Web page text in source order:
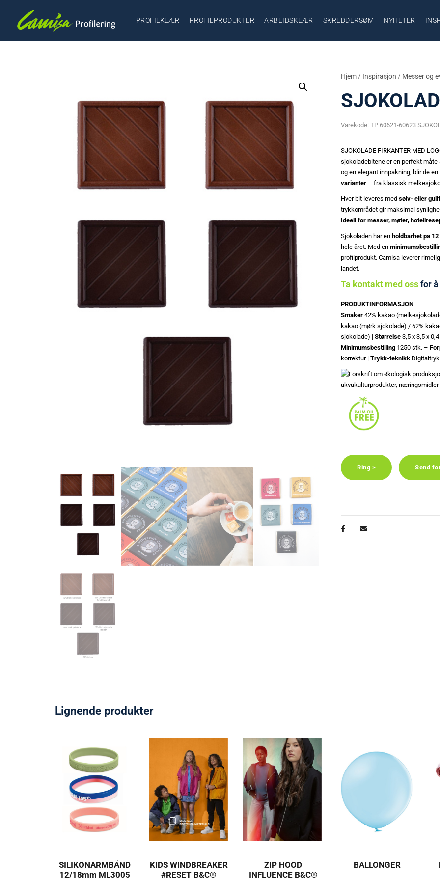
PROFILKLÆR PROFILPRODUKTER ARBEIDSKLÆR SKREDDERSØM NYHETER
Hjem / Inspirasjon / Messer og
Varekode:TP 60621-60623
SJOKOLADE FIRKANTER MED
sjokoladebitene er en perfekt måte
og en elegant innpakning, blir de
varianter – fra klassisk
Hver bit leveres medsølv- eller
trykkområdet gir maksimal
Ideell for messer, møter,
Sjokoladen har en holdbarhet på
hele året. Med en
profilprodukt. Camisa leverer
landet.
Ta kontakt med ossfor
PRODUKTINFORMASJON
Smaker42% kakao
kakao (mørk sjokolade) / 62%
sjokolade) | Størrelse3,5 x 3,5 x 0,4
Minimumsbestilling 1250 stk. –
korrektur |Trykk-teknikk
Ring > Send
Lignende produkter
SILIKONARMBÅND
12/18mm ML3005
KIDS WINDBREAKER
#RESET B&C®
ZIP HOOD
INFLUENCE B&C®
BALLONGER